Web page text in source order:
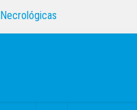
Necrológicas